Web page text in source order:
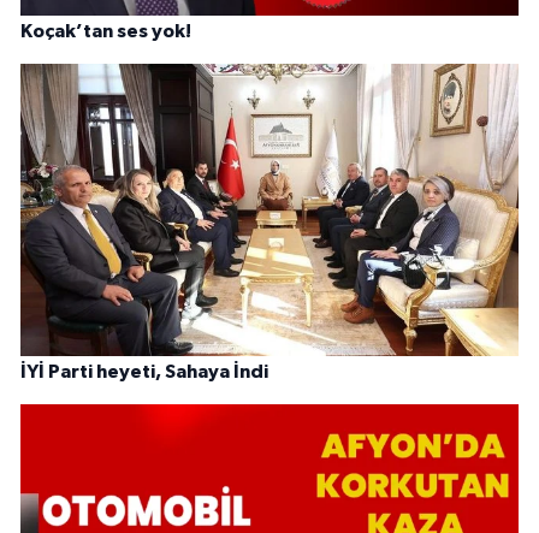
Koçak’tan ses yok!
İYİ Parti heyeti, Sahaya İndi